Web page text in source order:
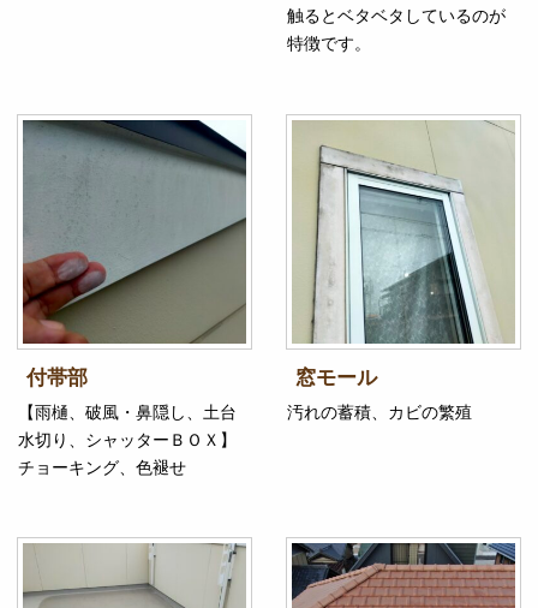
触るとベタベタしているのが
特徴です。
付帯部
【雨樋、破風・鼻隠し、土台
水切り、シャッターＢＯＸ】
チョーキング、色褪せ
窓モール
汚れの蓄積、カビの繁殖